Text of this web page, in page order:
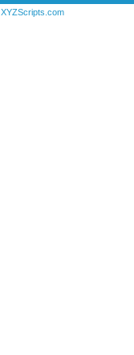
XYZScripts.com